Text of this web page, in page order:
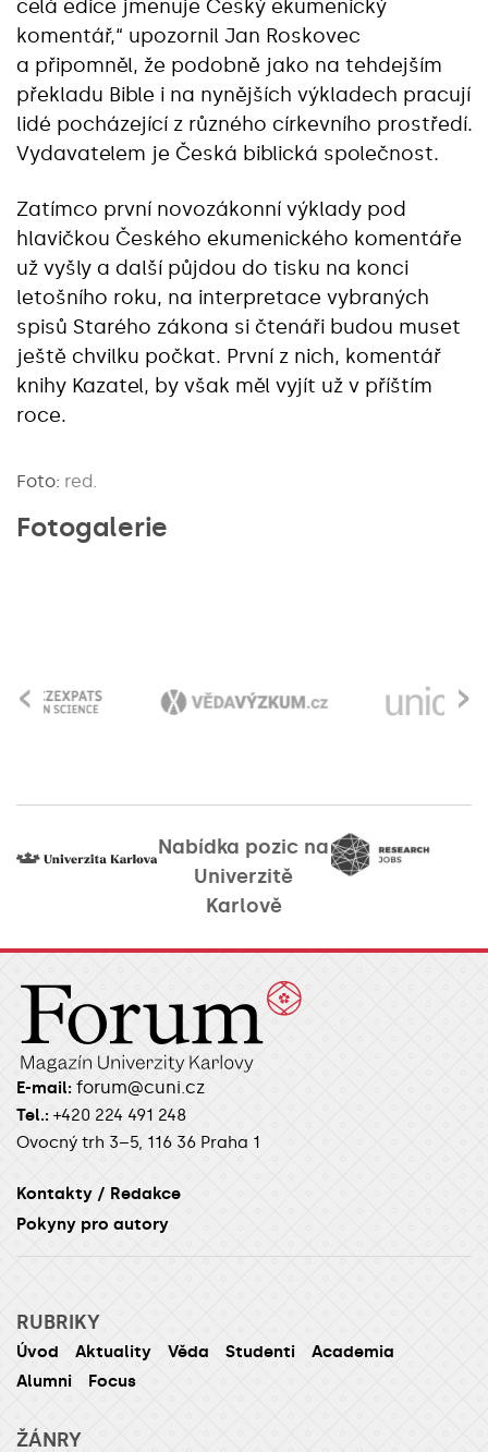
celá edice jmenuje Český ekumenický
komentář,“ upozornil Jan Roskovec
a připomněl, že podobně jako na tehdejším
překladu Bible i na nynějších výkladech pracují
lidé pocházející z různého církevního prostředí.
Vydavatelem je Česká biblická společnost.
Zatímco první novozákonní výklady pod
hlavičkou Českého ekumenického komentáře
už vyšly a další půjdou do tisku na konci
letošního roku, na interpretace vybraných
spisů Starého zákona si čtenáři budou muset
ještě chvilku počkat. První z nich, komentář
knihy Kazatel, by však měl vyjít už v příštím
roce.
Foto: red.
Fotogalerie
›
‹
Nabídka pozic na
Univerzitě
Karlově
E-mail: forum@cuni.cz
Tel.: +420 224 491 248
Ovocný trh 3–5, 116 36 Praha 1
Kontakty / Redakce
Pokyny pro autory
RUBRIKY
Úvod Aktuality Věda Studenti
Academia
Alumni
Focus
ŽÁNRY